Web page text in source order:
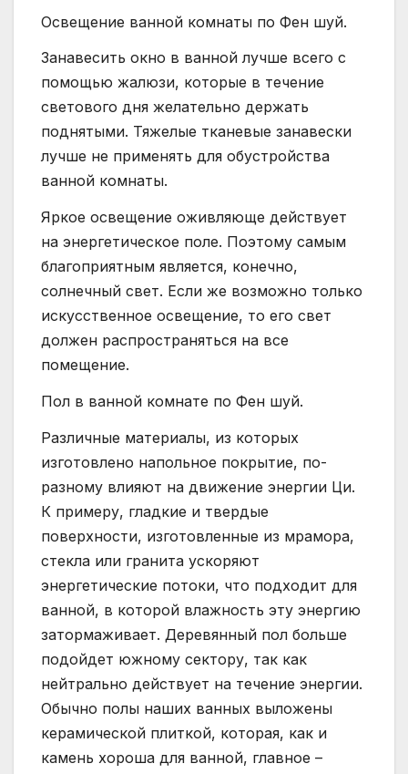
Освещение ванной комнаты по Фен шуй.
Занавесить окно в ванной лучше всего с
помощью жалюзи, которые в течение
светового дня желательно держать
поднятыми. Тяжелые тканевые занавески
лучше не применять для обустройства
ванной комнаты.
Яркое освещение оживляюще действует
на энергетическое поле. Поэтому самым
благоприятным является, конечно,
солнечный свет. Если же возможно только
искусственное освещение, то его свет
должен распространяться на все
помещение.
Пол в ванной комнате по Фен шуй.
Различные материалы, из которых
изготовлено напольное покрытие, по-
разному влияют на движение энергии Ци.
К примеру, гладкие и твердые
поверхности, изготовленные из мрамора,
стекла или гранита ускоряют
энергетические потоки, что подходит для
ванной, в которой влажность эту энергию
затормаживает. Деревянный пол больше
подойдет южному сектору, так как
нейтрально действует на течение энергии.
Обычно полы наших ванных выложены
керамической плиткой, которая, как и
камень хороша для ванной, главное –